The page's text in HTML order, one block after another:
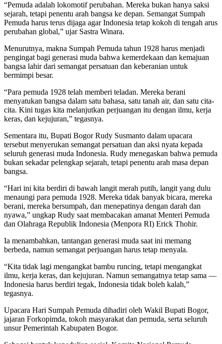
“Pemuda adalah lokomotif perubahan. Mereka bukan hanya saksi
sejarah, tetapi penentu arah bangsa ke depan. Semangat Sumpah
Pemuda harus terus dijaga agar Indonesia tetap kokoh di tengah arus
perubahan global,” ujar Sastra Winara.
Menurutnya, makna Sumpah Pemuda tahun 1928 harus menjadi
pengingat bagi generasi muda bahwa kemerdekaan dan kemajuan
bangsa lahir dari semangat persatuan dan keberanian untuk
bermimpi besar.
“Para pemuda 1928 telah memberi teladan. Mereka berani
menyatukan bangsa dalam satu bahasa, satu tanah air, dan satu cita-
cita. Kini tugas kita melanjutkan perjuangan itu dengan ilmu, kerja
keras, dan kejujuran,” tegasnya.
Sementara itu, Bupati Bogor Rudy Susmanto dalam upacara
tersebut menyerukan semangat persatuan dan aksi nyata kepada
seluruh generasi muda Indonesia. Rudy menegaskan bahwa pemuda
bukan sekadar pelengkap sejarah, tetapi penentu arah masa depan
bangsa.
“Hari ini kita berdiri di bawah langit merah putih, langit yang dulu
menaungi para pemuda 1928. Mereka tidak banyak bicara, mereka
berani, mereka bersumpah, dan menepatinya dengan darah dan
nyawa,” ungkap Rudy saat membacakan amanat Menteri Pemuda
dan Olahraga Republik Indonesia (Menpora RI) Erick Thohir.
Ia menambahkan, tantangan generasi muda saat ini memang
berbeda, namun semangat perjuangan harus tetap menyala.
“Kita tidak lagi mengangkat bambu runcing, tetapi mengangkat
ilmu, kerja keras, dan kejujuran. Namun semangatnya tetap sama —
Indonesia harus berdiri tegak, Indonesia tidak boleh kalah,”
tegasnya.
Upacara Hari Sumpah Pemuda dihadiri oleh Wakil Bupati Bogor,
jajaran Forkopimda, tokoh masyarakat dan pemuda, serta seluruh
unsur Pemerintah Kabupaten Bogor.